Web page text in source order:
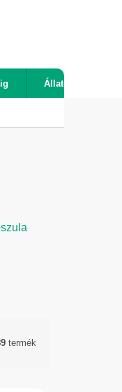
Állatok
termék